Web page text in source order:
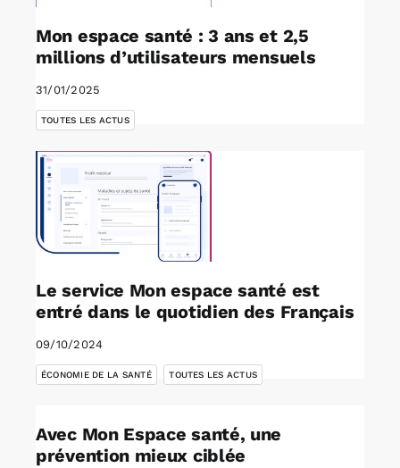
Mon espace santé : 3 ans et 2,5
millions d’utilisateurs mensuels
31/01/2025
TOUTES LES ACTUS
Le service Mon espace santé est
entré dans le quotidien des Français
09/10/2024
ÉCONOMIE DE LA SANTÉ TOUTES LES ACTUS
Avec Mon Espace santé, une
prévention mieux ciblée